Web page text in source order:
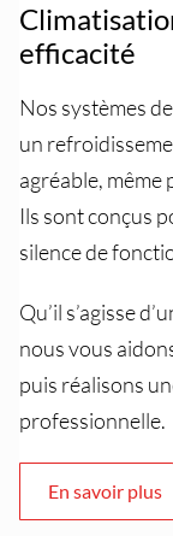
efficacité
Nos systèmes
un
agréable, même
Ils sont conçus
silence de
Qu’il s’agisse
nous vous
puis réalisons
professionnelle.
En savoir plus